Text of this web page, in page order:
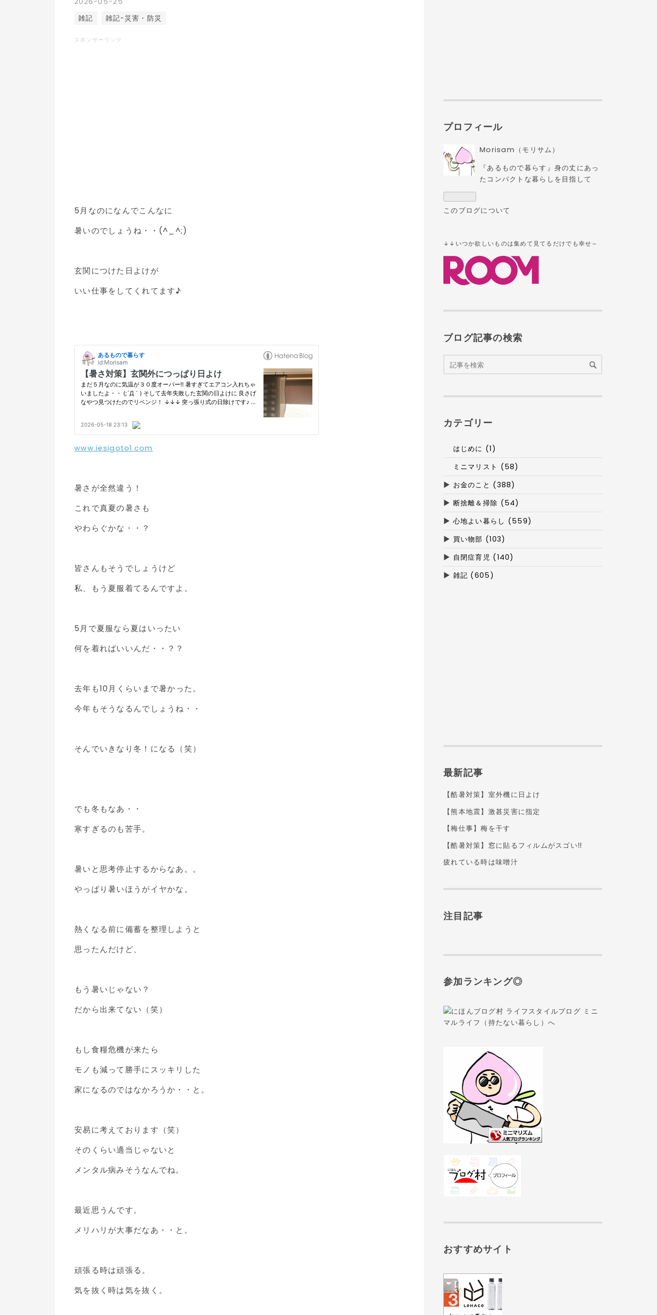
雑記 雑記-災害・防災
スポンサーリンク
5月なのになんでこんなに
暑いのでしょうね・・(^_^;)
玄関につけた日よけが
いい仕事をしてくれてます♪
www.iesigoto1.com
暑さが全然違う！
これで真夏の暑さも
やわらぐかな・・？
皆さんもそうでしょうけど
私、もう夏服着てるんですよ。
5月で夏服なら夏はいったい
何を着ればいいんだ・・？？
去年も10月くらいまで暑かった。
今年もそうなるんでしょうね・・
そんでいきなり冬！になる（笑）
でも冬もなあ・・
寒すぎるのも苦手。
暑いと思考停止するからなあ。。
やっぱり暑いほうがイヤかな。
熱くなる前に備蓄を整理しようと
思ったんだけど、
もう暑いじゃない？
だから出来てない（笑）
もし食糧危機が来たら
モノも減って勝手にスッキリした
家になるのではなかろうか・・と。
安易に考えております（笑）
そのくらい適当じゃないと
メンタル病みそうなんでね。
最近思うんです。
メリハリが大事だなあ・・と。
頑張る時は頑張る。
気を抜く時は気を抜く。
プロフィール
Morisam（モリサム）
『あるもので暮らす』身の丈にあっ
たコンパクトな暮らしを目指して
このブログについて
↓↓いつか欲しいものは集めて見てるだけでも幸せ～
ブログ記事の検索
カテゴリー
はじめに (1)
ミニマリスト (58)
▶ お金のこと (388)
▶ 断捨離＆掃除 (54)
▶ 心地よい暮らし (559)
▶ 買い物部 (103)
▶ 自閉症育児 (140)
▶ 雑記 (605)
最新記事
【酷暑対策】室外機に日よけ
【熊本地震】激甚災害に指定
【梅仕事】梅を干す
【酷暑対策】窓に貼るフィルムがスゴい‼️
疲れている時は味噌汁
注目記事
参加ランキング◎
おすすめサイト